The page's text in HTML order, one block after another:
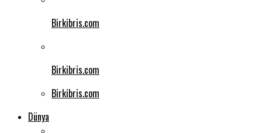
Birkibris.com
Birkibris.com
Birkibris.com
Dünya